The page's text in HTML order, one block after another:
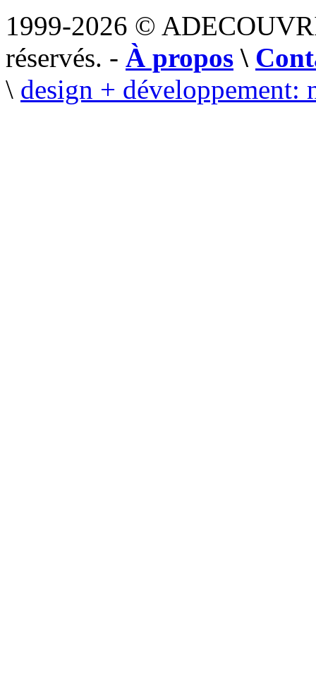
1999-2026 ©
réservés. - À propos \
\ design + développement: